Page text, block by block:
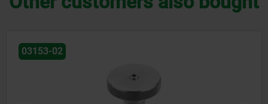
03153-02